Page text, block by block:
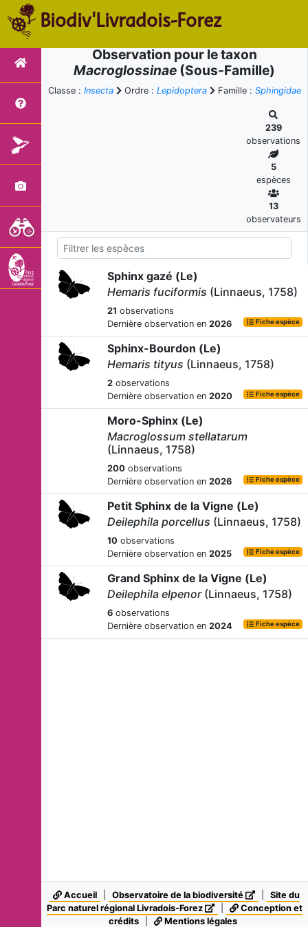
Biodiv'Livradois-Forez
Observation pour le taxon
Macroglossinae (Sous-Famille)
Classe : Insecta Ordre : Lepidoptera Famille : Sphingidae
239
observations
5
espèces
13
observateurs
Sphinx gazé (Le)
Hemaris fuciformis (Linnaeus, 1758)
21 observations
Dernière observation en 2026 Fiche espèce
Sphinx-Bourdon (Le)
Hemaris tityus (Linnaeus, 1758)
2 observations
Dernière observation en 2020 Fiche espèce
Moro-Sphinx (Le)
Macroglossum stellatarum
(Linnaeus, 1758)
200 observations
Dernière observation en 2026 Fiche espèce
Petit Sphinx de la Vigne (Le)
Deilephila porcellus (Linnaeus, 1758)
10 observations
Dernière observation en 2025 Fiche espèce
Grand Sphinx de la Vigne (Le)
Deilephila elpenor(Linnaeus, 1758)
6 observations
Dernière observation en 2024 Fiche espèce
Accueil Observatoire de la biodiversité
Site du
Parc naturel régional Livradois-Forez
Conception et
crédits
Mentions légales